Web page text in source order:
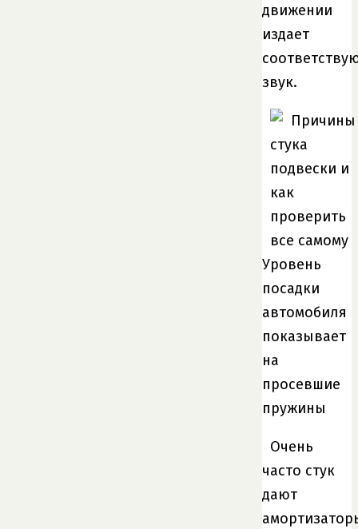
движении
издает
звук.
Уровень
посадки
автомобиля
показывает
на
просевшие
пружины
Очень
часто стук
дают